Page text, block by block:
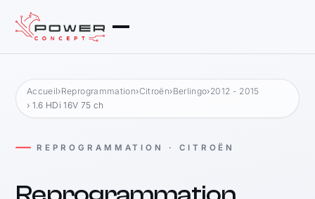
Accueil›Reprogrammation›Citroën›Berlingo›2012 - 2015
› 1.6 HDi 16V 75 ch
REPROGRAMMATION · CITROËN